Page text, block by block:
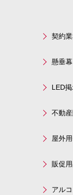
契約
懸垂
LED
不動
屋外
販促
アル